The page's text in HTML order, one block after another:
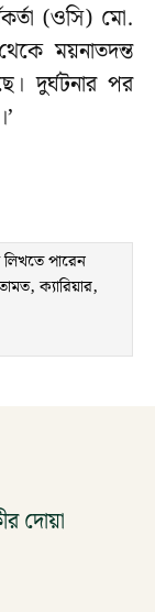
(ওসি) মো.
ময়নাতদন্ত
দুর্ঘটনার পর
পারেন
ক্যারিয়ার,
দোয়া